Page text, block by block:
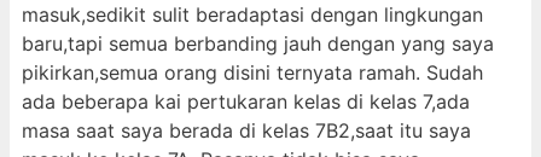
masuk,sedikit sulit beradaptasi dengan lingkungan
baru,tapi semua berbanding jauh dengan yang saya
pikirkan,semua orang disini ternyata ramah. Sudah
ada beberapa kai pertukaran kelas di kelas 7,ada
masa saat saya berada di kelas 7B2,saat itu saya